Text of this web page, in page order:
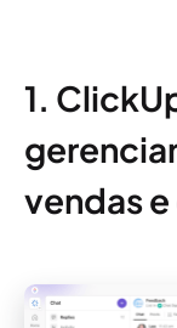
1.
vendas